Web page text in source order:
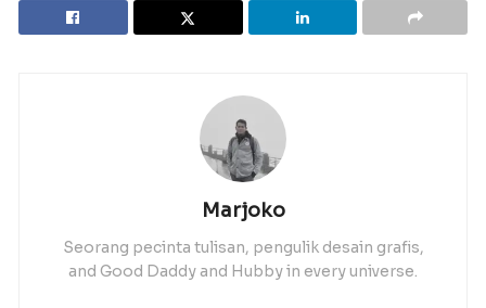
Marjoko
Seorang pecinta tulisan, pengulik desain grafis,
and Good Daddy and Hubby in every universe.